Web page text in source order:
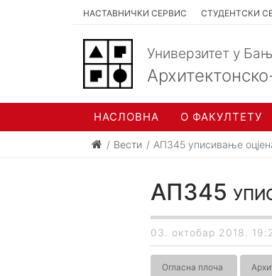
НАСТАВНИЧКИ СЕРВИС СТУДЕНТСКИ
Универзитет у
НАСЛОВНА О ФАКУЛТЕТУ
Вести АП345 уписивање
АП345
03. октобар 2018.
Огласна плоча